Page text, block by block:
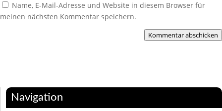
Name, E-Mail-Adresse und Website in diesem Browser für
meinen nächsten Kommentar speichern.
Kommentar abschicken
Navigation